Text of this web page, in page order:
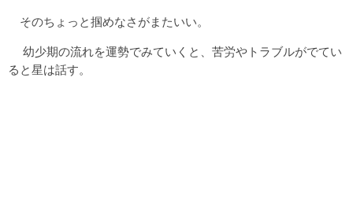
そのちょっと掴めなさがまたいい。
幼少期の流れを運勢でみていくと、苦労やトラブルがでてい
ると星は話す。